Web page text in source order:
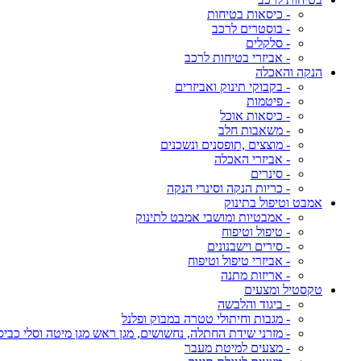
- כיסאות בטיחות
- בוסטרים לרכב
- סלקלים
- אביזרי בטיחות לרכב
הנקה והאכלה
- בקבוקי תינוק ואביזרים
- פיטמות
- כיסאות אוכל
- משאבות חלב
- מוצצים ,תופסנים ונשכנים
- אביזרי האכלה
- סינרים
- כריות הנקה וסינרי הנקה
אמבט וטיפול בתינוק
- אמבטיות ומושבי אמבט לתינוק
- טיפול וטיפוח
- סירים וישבנונים
- אביזרי טיפול וטיפוח
- אריזות מתנה
טקסטיל ומצעים
- ביגוד והלבשה
- מגבות וחיתולי טטרה במבוק ופלנל
- מזרני שידת החתלה, נחשושים, מגן ראש מגן מיטה וסלי
- מצעים למיטת מעבר